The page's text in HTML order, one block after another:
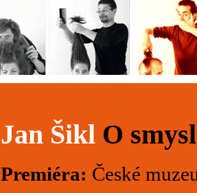
Jan ŠiklO
Premiéra: České